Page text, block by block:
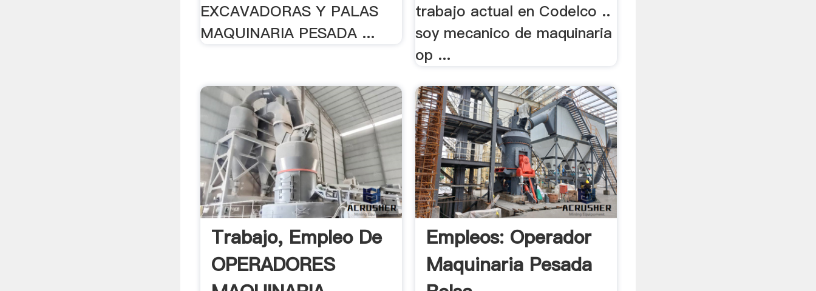
EXCAVADORAS Y PALAS
MAQUINARIA PESADA ...
trabajo actual en Codelco ..
soy mecanico de maquinaria
op ...
Trabajo, Empleo De
OPERADORES
Empleos: Operador
Maquinaria Pesada